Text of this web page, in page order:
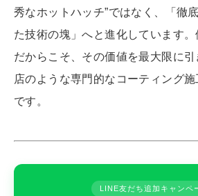
秀なホットハッチ”ではなく、「徹
た技術の塊」へと進化しています
だからこそ、その価値を最大限に
店のような専門的なコーティング
です。
LINE友だち追加キャンペ